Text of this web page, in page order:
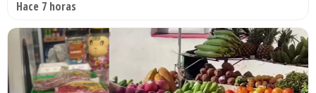
Hace 7 horas